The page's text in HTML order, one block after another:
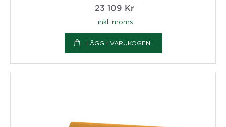
23 109 Kr
inkl. moms
LÄGG I VARUKOGEN